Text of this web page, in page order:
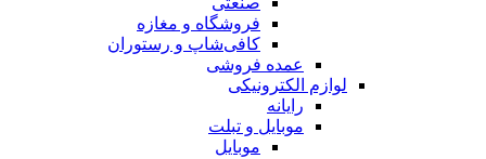
فروشگاه و مغازه
کافی‌شاپ و رستوران
عمده فروشی
لوازم الکترونیکی
رایانه
موبایل و تبلت
موبایل